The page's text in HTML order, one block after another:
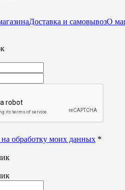
Доставка и самовывозО
на обработку моих данных *